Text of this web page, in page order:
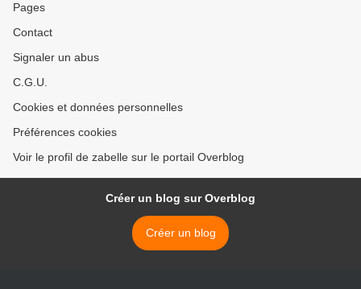
Pages
Contact
Signaler un abus
C.G.U.
Cookies et données personnelles
Préférences cookies
Voir le profil de zabelle sur le portail Overblog
Créer un blog sur Overblog
Créer un blog